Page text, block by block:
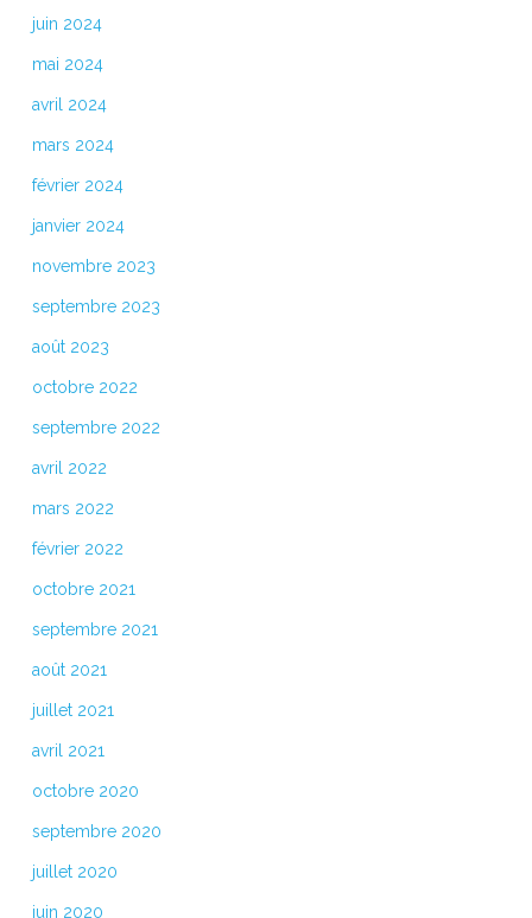
juin 2024
mai 2024
avril 2024
mars 2024
février 2024
janvier 2024
novembre 2023
septembre 2023
août 2023
octobre 2022
septembre 2022
avril 2022
mars 2022
février 2022
octobre 2021
septembre 2021
août 2021
juillet 2021
avril 2021
octobre 2020
septembre 2020
juillet 2020
juin 2020